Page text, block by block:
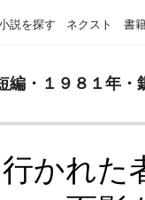
説を探す ネクスト 書
編・１９８１年・
かれた